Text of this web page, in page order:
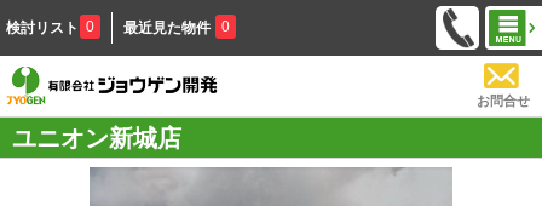
検討リスト 0 最近見た物件 0
お問合せ
ユニオン新城店